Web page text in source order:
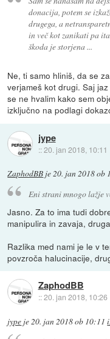
donacija, potem se
drugega, a
in več kot zanikati pa
škoda je storjena ...
Ne, ti samo hliniš, da se
verjameš kot drugi. Saj
se ne hvalim kako sem
izključno na podlagi
jype
::20. jan 2018, 10:11
ZaphodBB je20. jan 2018 ob
Eni strani mnogo lažje
Jasno. Za to ima tudi
manipulira in zavaja,
Razlika med nami je le v
povzroča halucinacije,
ZaphodBB
::20. jan 2018, 10:26
jype je20. jan 2018 ob 10:11